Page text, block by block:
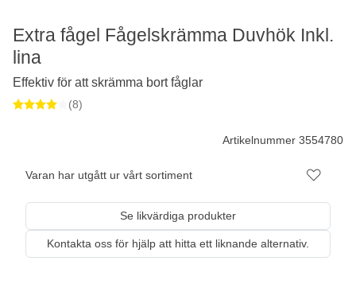
Artikelnummer 3554780
Varan har utgått ur vårt sortiment
Se likvärdiga produkter
Kontakta oss för hjälp att hitta ett liknande alternativ.
Extra fågel Fågelskrämma Duvhök Inkl.
lina
Effektiv för att skrämma bort fåglar
(8)